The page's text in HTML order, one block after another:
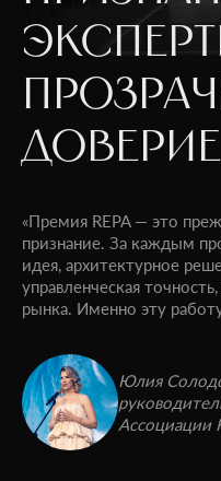
ДОВЕРИЕ
«Премия REPA — это
признание. За каждым
идея, архитектурное
управленческая
рынка. Именно эту
Юлия
Ассоциации